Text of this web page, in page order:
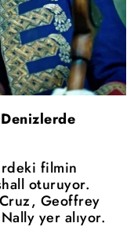
filmin
oturuyor.
Geoffrey
yer alıyor.